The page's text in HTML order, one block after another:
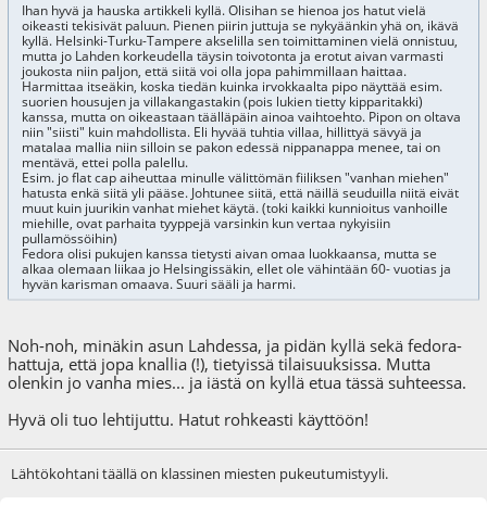
Ihan hyvä ja hauska artikkeli kyllä. Olisihan se hienoa jos hatut vielä
oikeasti tekisivät paluun. Pienen piirin juttuja se nykyäänkin yhä on, ikävä
kyllä. Helsinki-Turku-Tampere akselilla sen toimittaminen vielä onnistuu,
mutta jo Lahden korkeudella täysin toivotonta ja erotut aivan varmasti
joukosta niin paljon, että siitä voi olla jopa pahimmillaan haittaa.
Harmittaa itseäkin, koska tiedän kuinka irvokkaalta pipo näyttää esim.
suorien housujen ja villakangastakin (pois lukien tietty kipparitakki)
kanssa, mutta on oikeastaan täälläpäin ainoa vaihtoehto. Pipon on oltava
niin "siisti" kuin mahdollista. Eli hyvää tuhtia villaa, hillittyä sävyä ja
matalaa mallia niin silloin se pakon edessä nippanappa menee, tai on
mentävä, ettei polla palellu.
Esim. jo flat cap aiheuttaa minulle välittömän fiiliksen "vanhan miehen"
hatusta enkä siitä yli pääse. Johtunee siitä, että näillä seuduilla niitä eivät
muut kuin juurikin vanhat miehet käytä. (toki kaikki kunnioitus vanhoille
miehille, ovat parhaita tyyppejä varsinkin kun vertaa nykyisiin
pullamössöihin)
Fedora olisi pukujen kanssa tietysti aivan omaa luokkaansa, mutta se
alkaa olemaan liikaa jo Helsingissäkin, ellet ole vähintään 60- vuotias ja
hyvän karisman omaava. Suuri sääli ja harmi.
Noh-noh, minäkin asun Lahdessa, ja pidän kyllä sekä fedora-
hattuja, että jopa knallia (!), tietyissä tilaisuuksissa. Mutta
olenkin jo vanha mies... ja iästä on kyllä etua tässä suhteessa.
Hyvä oli tuo lehtijuttu. Hatut rohkeasti käyttöön!
Lähtökohtani täällä on klassinen miesten pukeutumistyyli.